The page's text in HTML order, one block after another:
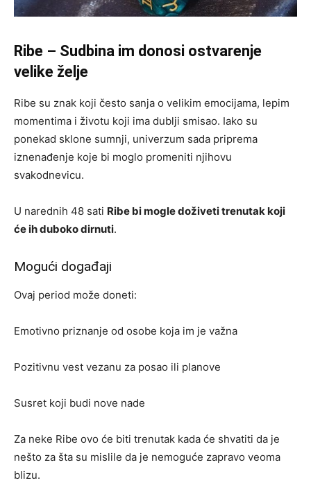
Ribe – Sudbina im donosi ostvarenje
velike želje
Ribe su znak koji često sanja o velikim emocijama, lepim
momentima i životu koji ima dublji smisao. Iako su
ponekad sklone sumnji, univerzum sada priprema
iznenađenje koje bi moglo promeniti njihovu
svakodnevicu.
U narednih 48 sati Ribe bi mogle doživeti trenutak koji
će ih duboko dirnuti.
Mogući događaji
Ovaj period može doneti:
Emotivno priznanje od osobe koja im je važna
Pozitivnu vest vezanu za posao ili planove
Susret koji budi nove nade
Za neke Ribe ovo će biti trenutak kada će shvatiti da je
nešto za šta su mislile da je nemoguće zapravo veoma
blizu.